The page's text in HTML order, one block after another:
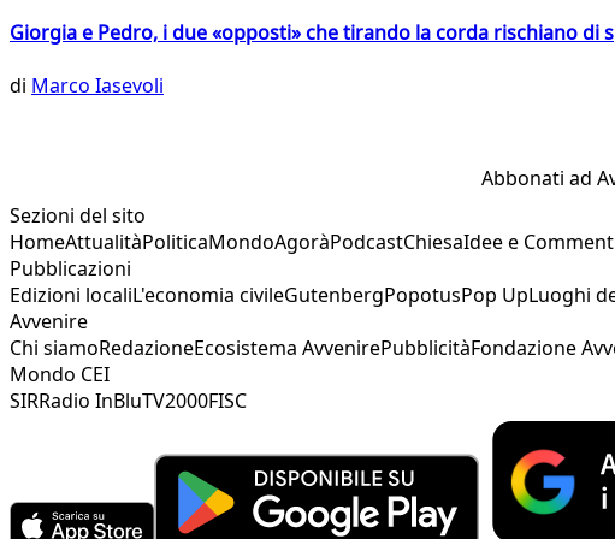
Giorgia e Pedro, i due «opposti» che tirando la corda rischiano di
di Marco Iasevoli
Abbonati ad
Sezioni del sito
HomeAttualitàPoliticaMondoAgoràPodcastChiesaIdee e
Pubblicazioni
Edizioni localiL'economia civileGutenbergPopotusPop UpLuoghi
Avvenire
Chi siamoRedazioneEcosistema AvvenirePubblicitàFondazione
Mondo CEI
SIRRadio InBluTV2000FISC